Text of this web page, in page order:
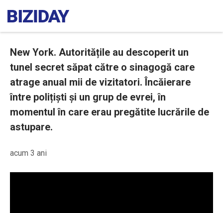
New York. Autoritățile au descoperit un
tunel secret săpat către o sinagogă care
atrage anual mii de vizitatori. Încăierare
între polițiști și un grup de evrei, în
momentul în care erau pregătite lucrările de
astupare.
acum 3 ani